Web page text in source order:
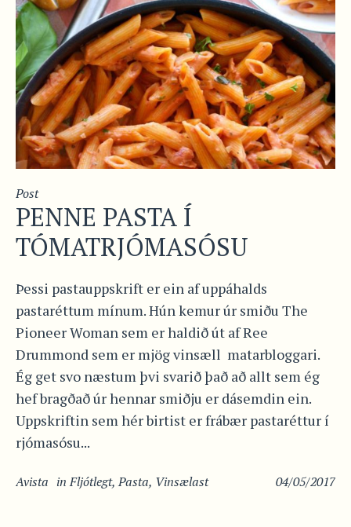
Post
PENNE PASTA Í
TÓMATRJÓMASÓSU
Þessi pastauppskrift er ein af uppáhalds
pastaréttum mínum. Hún kemur úr smiðu The
Pioneer Woman sem er haldið út af Ree
Drummond sem er mjög vinsæll matarbloggari.
Ég get svo næstum þvi svarið það að allt sem ég
hef bragðað úr hennar smiðju er dásemdin ein.
Uppskriftin sem hér birtist er frábær pastaréttur í
rjómasósu...
04/05/2017
Avista inFljótlegt,Pasta, Vinsælast